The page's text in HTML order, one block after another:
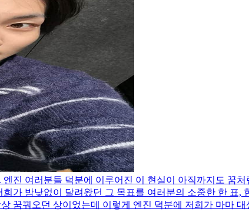
진 여러분들 덕분에 이루어진 이 현실이 아직까지도 꿈
가 밤낮없이 달려왔던 그 목표를 여러분의 소중한 한 표,
꿈꿔오던 상이었는데 이렇게 엔진 덕분에 저희가 마마